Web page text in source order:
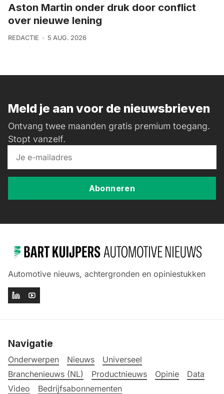
Aston Martin onder druk door conflict
over nieuwe lening
REDACTIE 5 AUG. 2026
Meld je aan voor de nieuwsbrieven
Ontvang twee maanden gratis premium toegang.
Stopt vanzelf.
Abonneren
Automotive nieuws, achtergronden en opiniestukken
Navigatie
Onderwerpen Nieuws
Universeel
Branchenieuws (NL)
Productnieuws Opinie
Data
Video
Bedrijfsabonnementen